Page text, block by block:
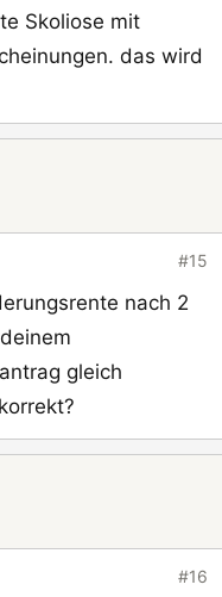
Skoliose mit
das wird
#15
nach 2
gleich
#16